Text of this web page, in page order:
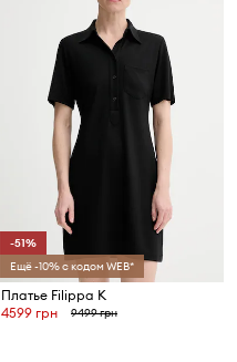
-51%
Ещё -10% с кодом WEB*
Платье Filippa K
4599 грн
9499 грн